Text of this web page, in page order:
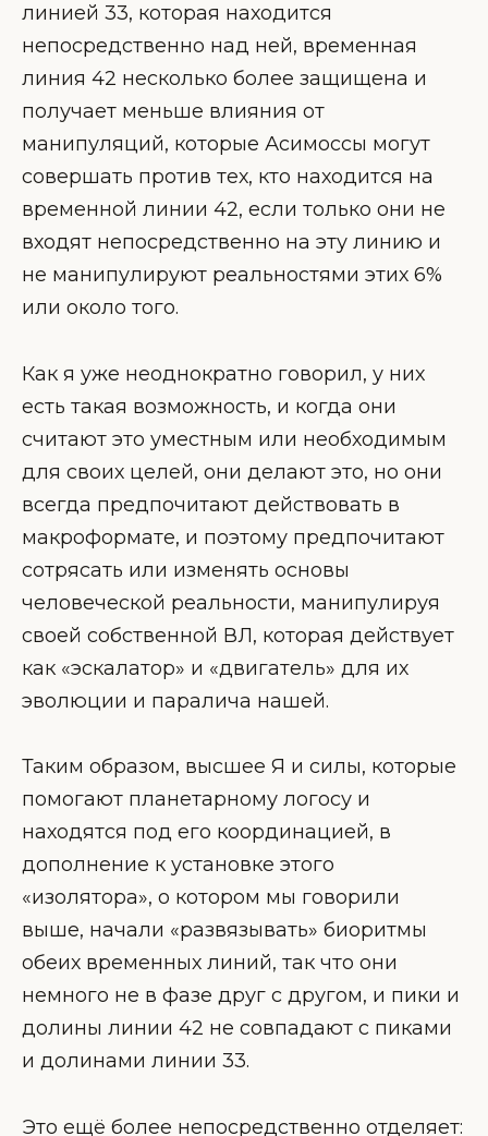
линией 33, которая находится
непосредственно над ней, временная
линия 42 несколько более защищена и
получает меньше влияния от
манипуляций, которые Асимоссы могут
совершать против тех, кто находится на
временной линии 42, если только они не
входят непосредственно на эту линию и
не манипулируют реальностями этих 6%
или около того.
Как я уже неоднократно говорил, у них
есть такая возможность, и когда они
считают это уместным или необходимым
для своих целей, они делают это, но они
всегда предпочитают действовать в
макроформате, и поэтому предпочитают
сотрясать или изменять основы
человеческой реальности, манипулируя
своей собственной ВЛ, которая действует
как «эскалатор» и «двигатель» для их
эволюции и паралича нашей.
Таким образом, высшее Я и силы, которые
помогают планетарному логосу и
находятся под его координацией, в
дополнение к установке этого
«изолятора», о котором мы говорили
выше, начали «развязывать» биоритмы
обеих временных линий, так что они
немного не в фазе друг с другом, и пики и
долины линии 42 не совпадают с пиками
и долинами линии 33.
Это ещё более непосредственно отделяет: